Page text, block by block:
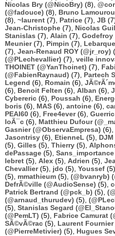
Nicolas Bry (@NicoBry) (8),
(@fadouce) (8), Bruno
(8), ~laurent (7), Patrice (7), JB
Jean-Christophe (7), Nicolas
Stanislas (7), Alain (7), Godefroy
Meunier(7), Pimpin (7),
(7), Jean-Renaud ROY (@jr_roy)
(@PLechevallier) (7), veille
THOINET (@YanThoinet) (7),
(@FabienRaynaud) (7), Partech
Legend (6), Romain (6),
(6), Benoit Felten (6), Alban (6),
Cybereric (6), Poussah (6),
boris (6), MAS (6), antoine (6),
PEAI60 (6), Free4ever(6), Guerric
loÃ¯c (6), Matthieu Dufour
Gasnier (@ObservaEmpresa) (6),
Jasontrisy (6), EtienneL (5), DJM
(5), Gilles (5), Thierry (5),
dePassage (5), Sans_importance
lebret (5), Alex (5), Adrien (5),
Chevallier(5), jdo (5), Youssef (5),
(5), mmathieum (5), (@bvanryb)
DefrÃ©ville (@AudioSense) (5),
Patrick Bertrand (@pck_b) (5),
(@arnaud_thurudev) (5),
(5), Stanislas Segard
(@PemLT) (5), Fabrice Camurat
SÃ©vÃ©rac (5), Laurent Fournier
(@PierreMetivier) (5), Hugues